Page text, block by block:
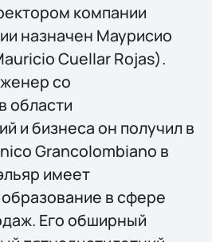
компании
назначен Маурисио
Cuellar Rojas).
со
области
и бизнеса он получил в
Grancolombiano в
имеет
в сфере
Его обширный